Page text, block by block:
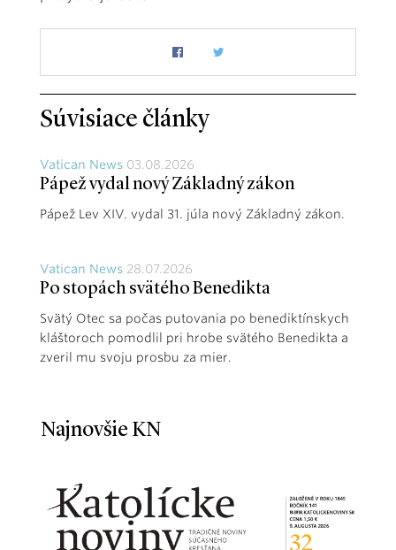
Súvisiace články
Vatican News 03.08.2026
Pápež vydal nový Základný zákon
Pápež Lev XIV. vydal 31. júla nový Základný zákon.
Vatican News 28.07.2026
Po stopách svätého Benedikta
Svätý Otec sa počas putovania po benediktínskych
kláštoroch pomodlil pri hrobe svätého Benedikta a
zveril mu svoju prosbu za mier.
Najnovšie KN